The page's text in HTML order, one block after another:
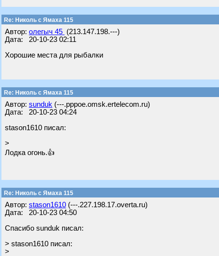
Re: Николь с Ямаха 115
Автор: олегыч 45 (213.147.198.---)
Дата: 20-10-23 02:11
Хорошие места для рыбалки
Re: Николь с Ямаха 115
Автор: sunduk (---.pppoe.omsk.ertelecom.ru)
Дата: 20-10-23 04:24
stason1610 писал:
>
Лодка огонь.👍
Re: Николь с Ямаха 115
Автор: stason1610 (---.227.198.17.overta.ru)
Дата: 20-10-23 04:50
Спасибо sunduk писал:
> stason1610 писал:
>